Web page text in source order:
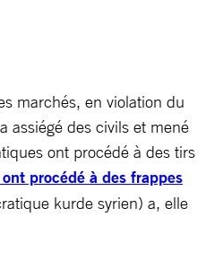
marchés, en violation du
assiégé des civils et mené
ont procédé à des tirs
procédé à des frappes
kurde syrien) a, elle